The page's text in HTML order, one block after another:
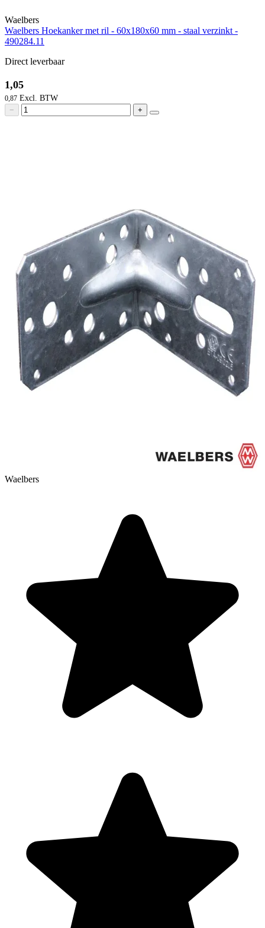
Waelbers
Waelbers Hoekanker met ril - 60x180x60 mm - staal verzinkt -
490284.11
Direct leverbaar
1,05
0,87
− +
Waelbers